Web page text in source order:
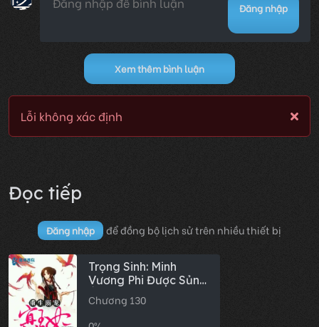
Đăng nhập
Xem thêm bình luận
Lỗi không xác định
Đọc tiếp
Đăng nhập để đồng bộ lịch sử trên nhiều thiết bị
Trọng Sinh: Minh
Vương Phi Được Sủng
Ái Tột Đỉnh
Chương 130